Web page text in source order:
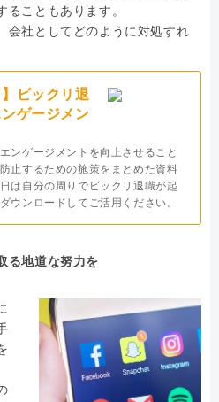
ることもあります。
会社としてどのように対処すれ
ビックリ退
ゲージメン
ンゲージメントを向上させること
止するための施策をまとめた資料
は自分の周りでビックリ退職が起
ウンロードしてご活用ください。
る地道な努力を